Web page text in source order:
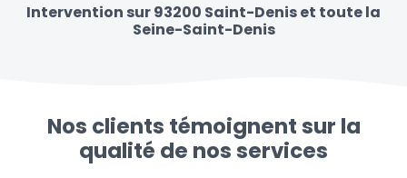
Intervention sur 93200 Saint-Denis et toute la
Seine-Saint-Denis
Nos clients témoignent sur la
qualité de nos services